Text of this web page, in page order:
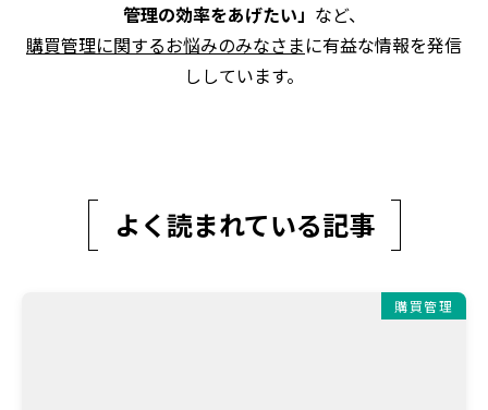
管理の効率をあげたい」 など、
購買管理に関するお悩みのみなさまに有益な情報を発信
ししています。
よく読まれている記事
購買管理